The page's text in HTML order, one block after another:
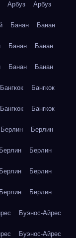
Арбуз Арбуз
Банан Банан
Банан Банан
Банан Банан
Бангкок Бангкок
Бангкок Бангкок
Берлин Берлин
Берлин Берлин
Берлин Берлин
Берлин Берлин
Буэнос-Айрес
Буэнос-Айрес